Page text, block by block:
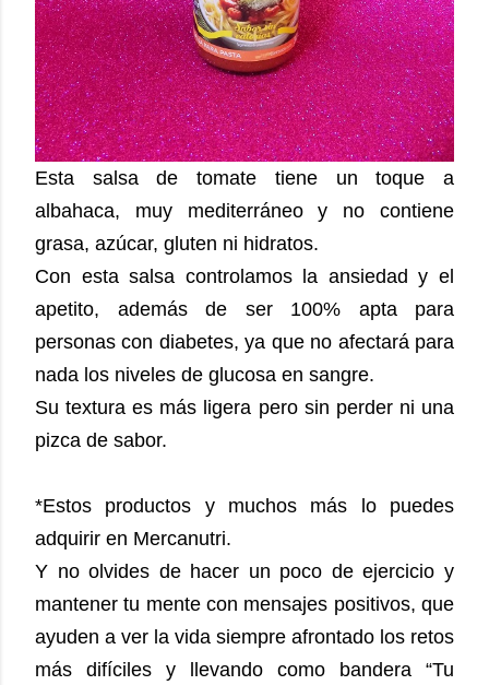
Esta salsa de tomate tiene un toque a
albahaca, muy mediterráneo y no contiene
grasa, azúcar, gluten ni hidratos.
Con esta salsa controlamos la ansiedad y el
apetito, además de ser 100% apta para
personas con diabetes, ya que no afectará para
nada los niveles de glucosa en sangre.
Su textura es más ligera pero sin perder ni una
pizca de sabor.
*Estos productos y muchos más lo puedes
adquirir en Mercanutri.
Y no olvides de hacer un poco de ejercicio y
mantener tu mente con mensajes positivos, que
ayuden a ver la vida siempre afrontado los retos
más difíciles y llevando como bandera “Tu